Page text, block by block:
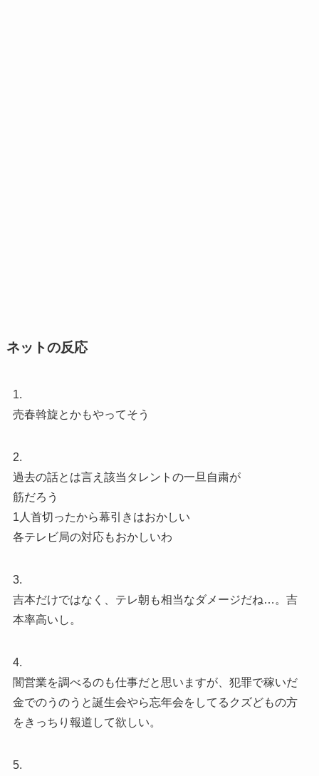
ネットの反応
1.
売春斡旋とかもやってそう
2.
過去の話とは言え該当タレントの一旦自粛が
筋だろう
1人首切ったから幕引きはおかしい
各テレビ局の対応もおかしいわ
3.
吉本だけではなく、テレ朝も相当なダメージだね…。吉
本率高いし。
4.
闇営業を調べるのも仕事だと思いますが、犯罪で稼いだ
金でのうのうと誕生会やら忘年会をしてるクズどもの方
をきっちり報道して欲しい。
5.